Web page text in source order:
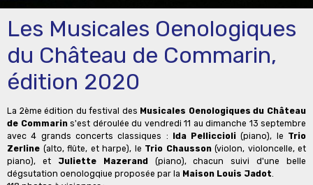
Les Musicales Oenologiques
du Château de Commarin,
édition 2020
La 2ème édition du festival des Musicales Oenologiques du Château
de Commarins'est déroulée du vendredi 11 au dimanche 13 septembre
avec 4 grands concerts classiques :
Ida Pelliccioli (piano), le Trio
Zerline (alto, flûte, et harpe), le Trio Chausson(violon, violoncelle, et
piano), et Juliette Mazerand
(piano), chacun suivi d'une belle
dégsutation oenologqiue proposée par la Maison Louis Jadot.